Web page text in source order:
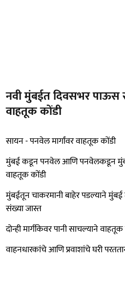
नवी मुंबईत दिवसभर
वाहतूक कोंडी
सायन - पनवेल मार्गांवर वाहतूक कोंडी
मुंबई कडून पनवेल आणि पनवेलकडून
वाहतूक कोंडी
मुंबईतून चाकरमानी बाहेर पडल्याने मुंबई
संख्या जास्त
दोन्ही मार्गीकेवर पानी साचल्याने
वाहनधारकांचे आणि प्रवाशांचे घरी